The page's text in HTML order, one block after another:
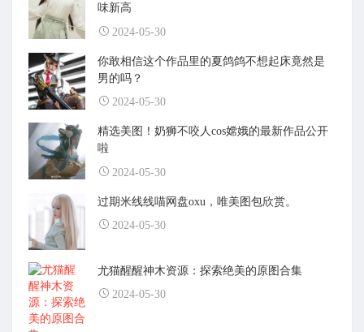
味新高
2024-05-30
你敢相信这个作品里的夏鸽鸽不想起床竟然是
男的吗？
2024-05-30
精选美图！奶狮不咬人cos嫦娥的最新作品公开
啦
2024-05-30
过期米线线喵网盘oxu，唯美图包欣赏。
2024-05-30
尤猫醒醒神木资源：探索绝美的原图合集
2024-05-30